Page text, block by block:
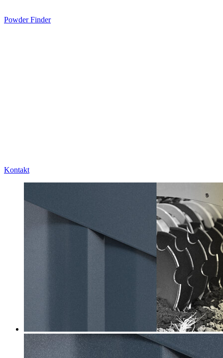
Powder Finder
Kontakt